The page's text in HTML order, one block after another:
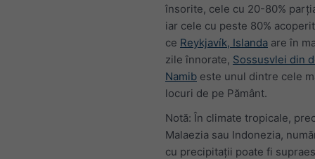
însorite, cele cu 20-80%
iar cele cu peste 80%
ce Reykjavík, Islanda are în
zile înnorate, Sossusvlei din
Namib este unul dintre cele
locuri de pe Pământ.
Notă: În climate tropicale,
Malaezia sau Indonezia,
cu precipitații poate fi